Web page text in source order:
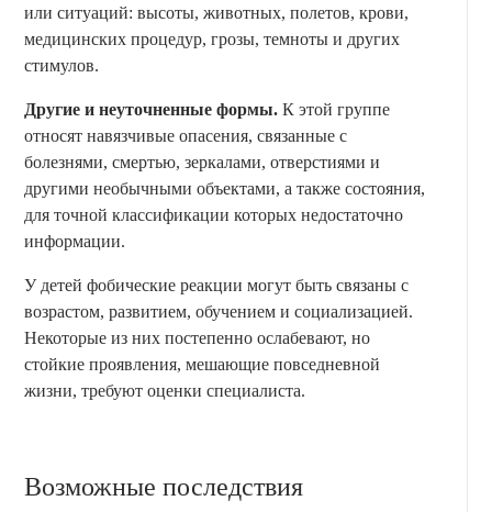
или ситуаций: высоты, животных, полетов, крови,
медицинских процедур, грозы, темноты и других
стимулов.
Другие и неуточненные формы. К этой группе
относят навязчивые опасения, связанные с
болезнями, смертью, зеркалами, отверстиями и
другими необычными объектами, а также состояния,
для точной классификации которых недостаточно
информации.
У детей фобические реакции могут быть связаны с
возрастом, развитием, обучением и социализацией.
Некоторые из них постепенно ослабевают, но
стойкие проявления, мешающие повседневной
жизни, требуют оценки специалиста.
Возможные последствия